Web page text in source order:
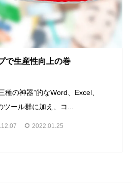
で生産性向上の巻
種の神器”的なWord、Excel、
ール群に加え、コ...
2022.01.25